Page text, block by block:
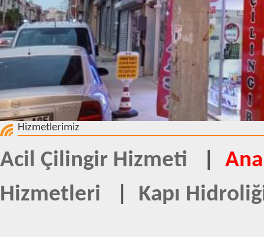
Hizmetlerimiz
Acil Çilingir Hizmeti
Hizmetleri
Kapı